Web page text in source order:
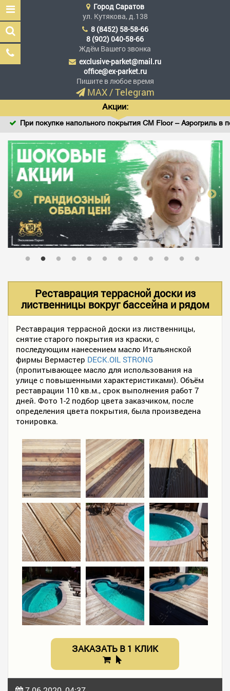
Эксклюзив Паркет
Мы сделали эксклюзив
доступным
ГЛАВНАЯ
АССОРТИМЕНТ
В НАЛИЧИИ
АКЦИИ
ФОТО РАБОТ
КОНТАКТЫ
ПОЛЕЗНОЕ
ГородСаратов
ул. Кутякова, д.138
8 (8452) 58-58-66
8 (902) 040-58-66
Ждём Вашего звонка
exclusive-parket@mail.ru
office@ex-parket.ru
Пишите в любое время
MAX/Telegram
Акции:
При покупке напольного покрытия CM Floor – Аэрогриль в
Реставрация террасной доски из
лиственницы вокруг бассейна и рядом
Реставрация террасной доски из лиственницы,
снятие старого покрытия из краски, с
последующим нанесением масло Итальянской
фирмы Вермастер DECK.OIL STRONG
(пропитывающее масло для использования на
улице с повышенными характеристиками). Объём
реставрации 110 кв.м., срок выполнения работ 7
дней. Фото 1-2 подбор цвета заказчиком, после
определения цвета покрытия, была произведена
тонировка.
ЗАКАЗАТЬ В 1 КЛИК